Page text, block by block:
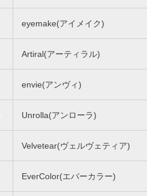
eyemake(アイメイク)
Artiral(アーティラル)
envie(アンヴィ)
Unrolla(アンローラ)
Velvetear(ヴェルヴェティア)
EverColor(エバーカラー)